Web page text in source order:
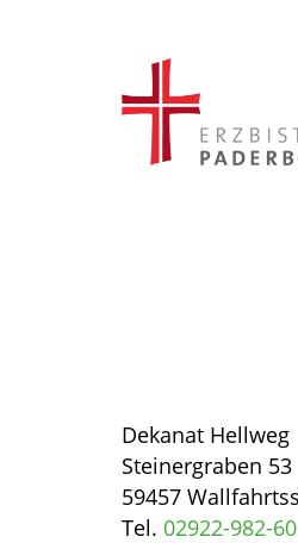
Dekanat Hellweg
Steinergraben 53
59457
Tel. 02922-982-60